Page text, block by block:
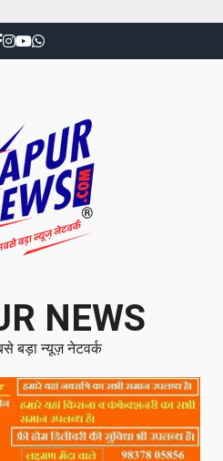
NEWS
बड़ा न्यूज़ नेटवर्क